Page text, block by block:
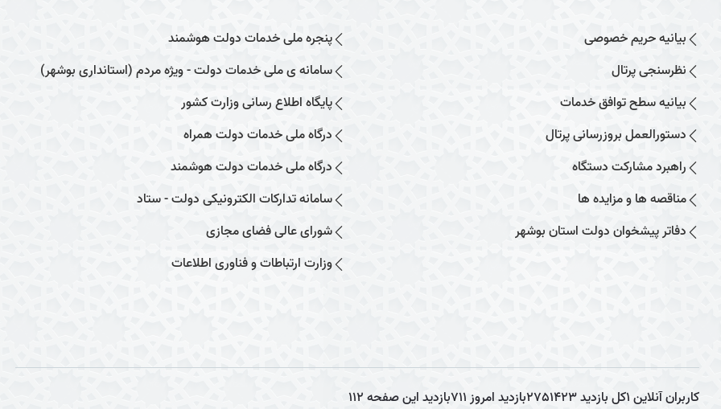
بیانیه حریم خصوصی
نظرسنجی پرتال
بیانیه سطح توافق خدمات
دستورالعمل بروزرسانی پرتال
راهبرد مشارکت دستگاه
مناقصه ها و مزایده ها
دفاتر پیشخوان دولت استان بوشهر
پنجره ملی خدمات دولت هوشمند
سامانه ی ملی خدمات دولت - ویژه مردم (استانداری بوشهر)
پایگاه اطلاع رسانی وزارت کشور
درگاه ملی خدمات دولت همراه
درگاه ملی خدمات دولت هوشمند
سامانه تدارکات الکترونیکی دولت - ستاد
شورای عالی فضای مجازی
وزارت ارتباطات و فناوری اطلاعات
کاربران آنلاین1کل بازدید2751423بازدید امروز711بازدید این صفحه112